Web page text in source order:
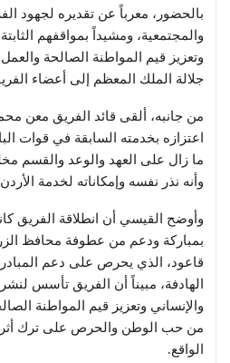
بالحضور، معرباً عن تقديره لجهود
والمجتمعية، ومشيداً بمواقفهم
وتعزيز قيم المواطنة الصالحة
جلالة الملك المعظم إلى أعضاء
من جانبه، ألقى قائد الفريق معن
اعتزازه بخدمته السابقة في قوات
ما زال على العهد والوعد والقسم
وأنه نذر نفسه وإمكاناته لخدمة
وأوضح القيسي أن انطلاقة الفريق
بمباركة ودعم من عطوفة محافظ
قاعود، الذي يحرص على دعم
الهادفة، مبيناً أن الفريق تأسس
والإنساني وتعزيز قيم المواطنة
من حب الوطن والحرص على ترك
الواقع.